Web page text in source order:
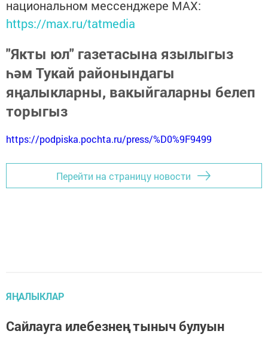
национальном мессенджере MАХ:
https://max.ru/tatmedia
"Якты юл" газетасына язылыгыз
һәм Тукай районындагы
яңалыкларны, вакыйгаларны белеп
торыгыз
https://podpiska.pochta.ru/press/%D0%9F9499
Перейти на страницу новости
ЯҢАЛЫКЛАР
Сайлауга илебезнең тыныч булуын